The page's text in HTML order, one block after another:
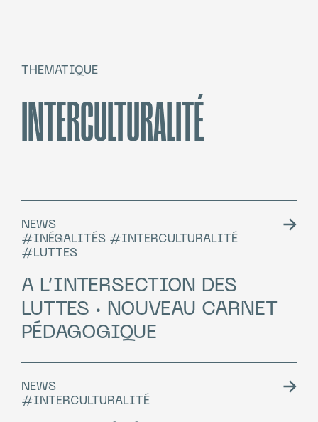
THEMATIQUE
INTERCULTURALITÉ
NEWS
#INÉGALITÉS #INTERCULTURALITÉ
#LUTTES
A L’INTERSECTION DES
LUTTES · NOUVEAU CARNET
PÉDAGOGIQUE
NEWS
#INTERCULTURALITÉ